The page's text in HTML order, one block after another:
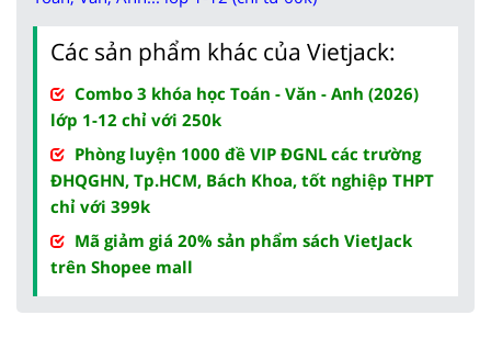
Các sản phẩm khác của Vietjack:
Combo 3 khóa học Toán - Văn - Anh (2026)
lớp 1-12 chỉ với 250k
Phòng luyện 1000 đề VIP ĐGNL các trường
ĐHQGHN, Tp.HCM, Bách Khoa, tốt nghiệp THPT
chỉ với 399k
Mã giảm giá 20% sản phẩm sách VietJack
trên Shopee mall